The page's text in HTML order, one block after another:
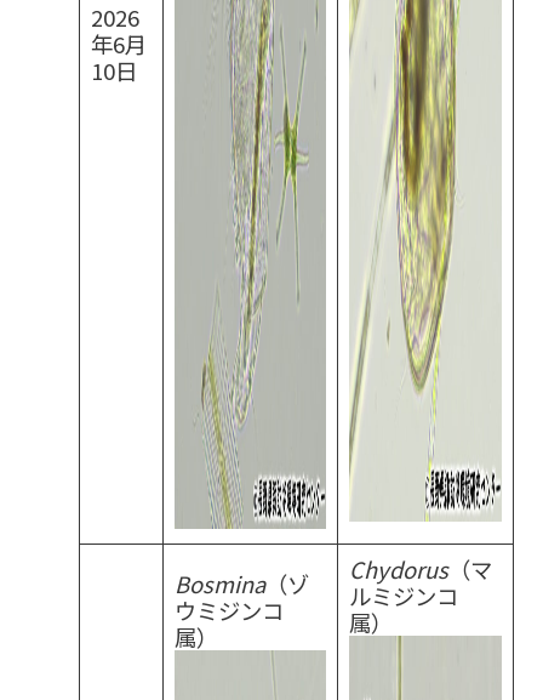
2026
年6月
10日
Bosmina（ゾ
ウミジンコ
属）
Chydorus（マ
ルミジンコ
属）